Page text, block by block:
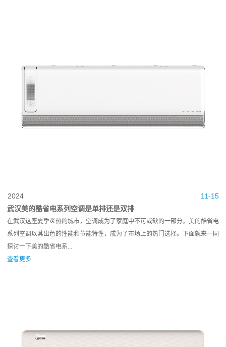
11-15
2024
武汉美的酷省电系列空调是单排还是双排
在武汉这座夏季炎热的城市，空调成为了家庭中不可或缺的一部分。美的酷省电
系列空调以其出色的性能和节能特性，成为了市场上的热门选择。下面就来一同
探讨一下美的酷省电系...
查看更多